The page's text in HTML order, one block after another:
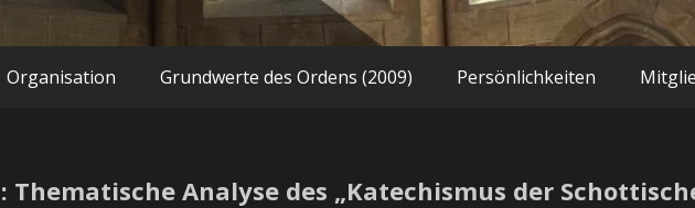
Organisation Grundwerte des Ordens (2009) Persönlichkeiten
Analyse des „Katechismus der